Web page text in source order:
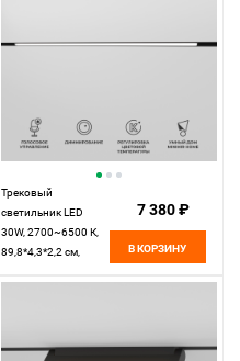
Трековый
светильник LED
30W, 2700~6500 К,
89,8*4,3*2,2 см,
7 380 ₽
В КОРЗИНУ